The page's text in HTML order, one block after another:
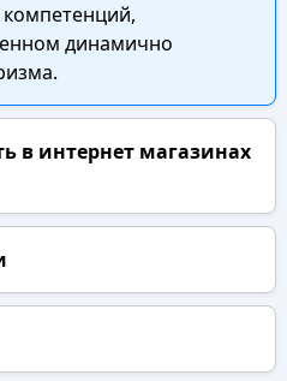
динамично
в интернет магазинах